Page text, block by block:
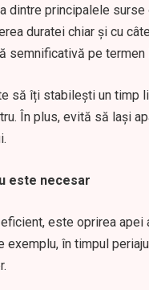
dintre principalele
duratei chiar și cu
semnificativă pe termen
să îți stabilești un timp
În plus, evită să lași
este necesar
este oprirea apei
exemplu, în timpul